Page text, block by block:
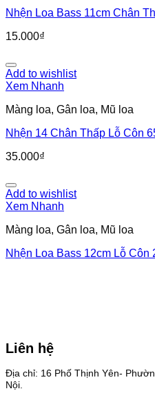
Nhện Loa Bass 11cm Chân
15.000₫
Add to wishlist
Xem Nhanh
Màng loa, Gân loa, Mũ loa
Nhện 14 Chân Thấp Lỗ Côn
35.000₫
Add to wishlist
Xem Nhanh
Màng loa, Gân loa, Mũ loa
Nhện Loa Bass 12cm Lỗ Côn
Liên hệ
Địa chỉ: 16 Phố Thịnh Yên-
Nội.